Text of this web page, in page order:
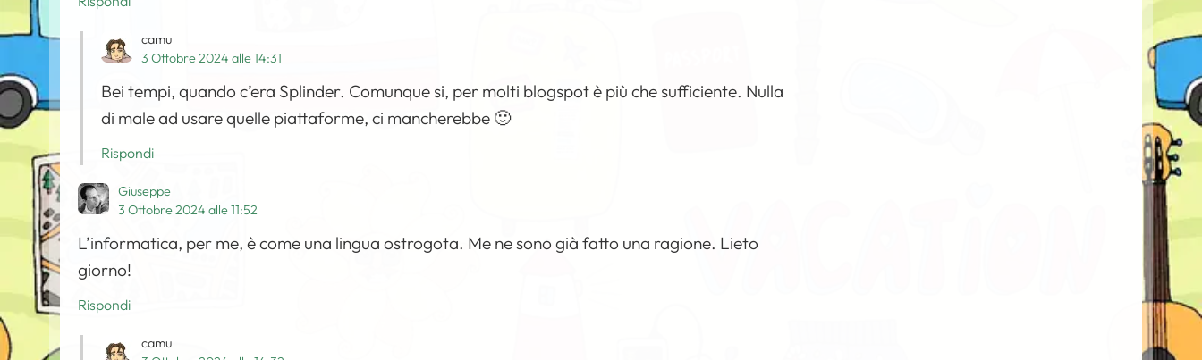
camu
3 Ottobre 2024 alle 14:31
Bei tempi, quando c’era Splinder. Comunque si, per molti blogspot è più che sufficiente. Nulla
di male ad usare quelle piattaforme, ci mancherebbe 🙂
Rispondi
Giuseppe
3 Ottobre 2024 alle 11:52
L’informatica, per me, è come una lingua ostrogota. Me ne sono già fatto una ragione. Lieto
giorno!
Rispondi
camu